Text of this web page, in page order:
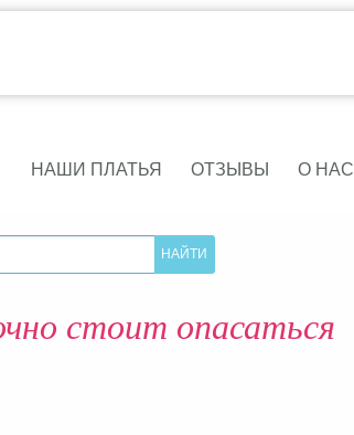
НАШИ ПЛАТЬЯ ОТЗЫВЫ О НАС
стоит опасаться